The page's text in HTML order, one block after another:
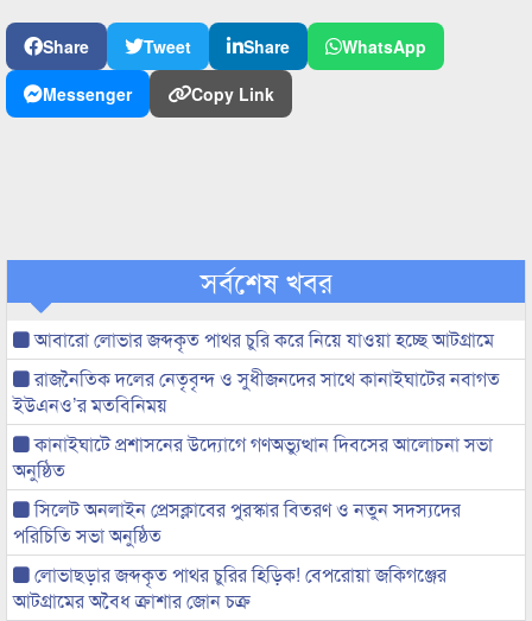
Share Tweet Share
WhatsApp
Messenger
Copy Link
সর্বশেষ খবর
আবারো লোভার জব্দকৃত পাথর চুরি করে নিয়ে যাওয়া হচ্ছে আটগ্রামে
রাজনৈতিক দলের নেতৃবৃন্দ ও সুধীজনদের সাথে কানাইঘাটের নবাগত
ইউএনও’র মতবিনিময়
কানাইঘাটে প্রশাসনের উদ্যোগে গণঅভ্যুত্থান দিবসের আলোচনা সভা
অনুষ্ঠিত
সিলেট অনলাইন প্রেসক্লাবের পুরস্কার বিতরণ ও নতুন সদস্যদের
পরিচিতি সভা অনুষ্ঠিত
লোভাছড়ার জব্দকৃত পাথর চুরির হিড়িক! বেপরোয়া জকিগঞ্জের
আটগ্রামের অবৈধ ক্রাশার জোন চক্র